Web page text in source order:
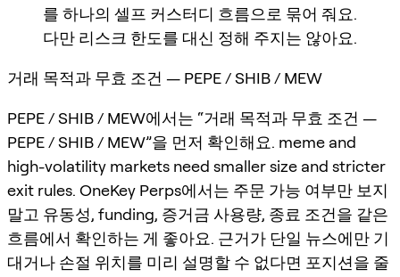
를 하나의 셀프 커스터디 흐름으로 묶어 줘요.
다만 리스크 한도를 대신 정해 주지는 않아요.
거래 목적과 무효 조건 — PEPE / SHIB / MEW
PEPE / SHIB / MEW에서는 “거래 목적과 무효 조건 —
PEPE / SHIB / MEW”을 먼저 확인해요. meme and
high-volatility markets need smaller size and stricter
exit rules. OneKey Perps에서는 주문 가능 여부만 보지
말고 유동성, funding, 증거금 사용량, 종료 조건을 같은
흐름에서 확인하는 게 좋아요. 근거가 단일 뉴스에만 기
대거나 손절 위치를 미리 설명할 수 없다면 포지션을 줄